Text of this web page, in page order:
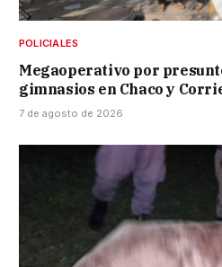
POLICIALES
Megaoperativo por
gimnasios en Chaco y
7 de agosto de 2026